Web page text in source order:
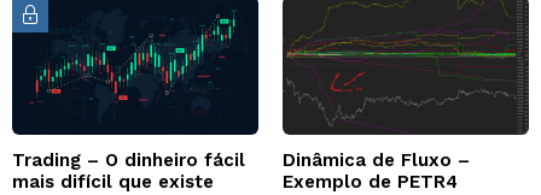
Trading – O dinheiro fácil
mais difícil que existe
Dinâmica de Fluxo –
Exemplo de PETR4